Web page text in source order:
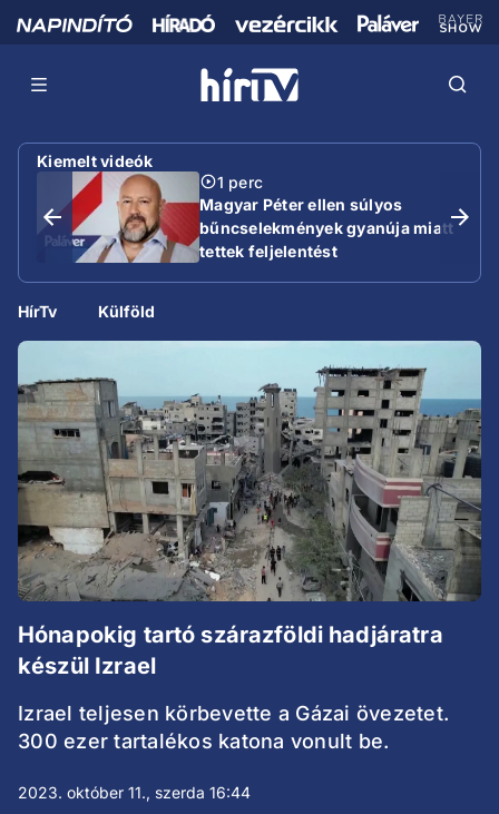
Kiemelt videók
1 perc
Magyar Péter ellen súlyos
bűncselekmények gyanúja miatt
tettek feljelentést
HírTv Külföld
Hónapokig tartó szárazföldi hadjáratra
készül Izrael
Izrael teljesen körbevette a Gázai övezetet.
300 ezer tartalékos katona vonult be.
2023. október 11., szerda 16:44